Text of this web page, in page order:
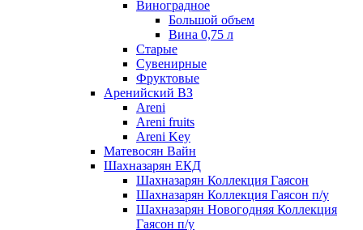
Виноградное
Большой объем
Вина 0,75 л
Старые
Сувенирные
Фруктовые
Аренийский ВЗ
Areni
Areni fruits
Areni Key
Матевосян Вайн
Шахназарян ЕКД
Шахназарян Коллекция Гаясон
Шахназарян Коллекция Гаясон п/у
Шахназарян Новогодняя Коллекция
Гаясон п/у